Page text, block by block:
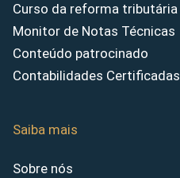
Curso da reforma tributária
Monitor de Notas Técnicas
Conteúdo patrocinado
Contabilidades Certificadas
Saiba mais
Sobre nós